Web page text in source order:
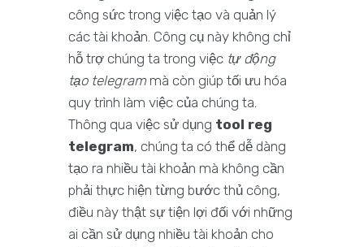
công sức trong việc tạo và quản lý
các tài khoản. Công cụ này không chỉ
hỗ trợ chúng ta trong việc tự động
tạo telegram mà còn giúp tối ưu hóa
quy trình làm việc của chúng ta.
Thông qua việc sử dụng tool reg
telegram, chúng ta có thể dễ dàng
tạo ra nhiều tài khoản mà không cần
phải thực hiện từng bước thủ công,
điều này thật sự tiện lợi đối với những
ai cần sử dụng nhiều tài khoản cho